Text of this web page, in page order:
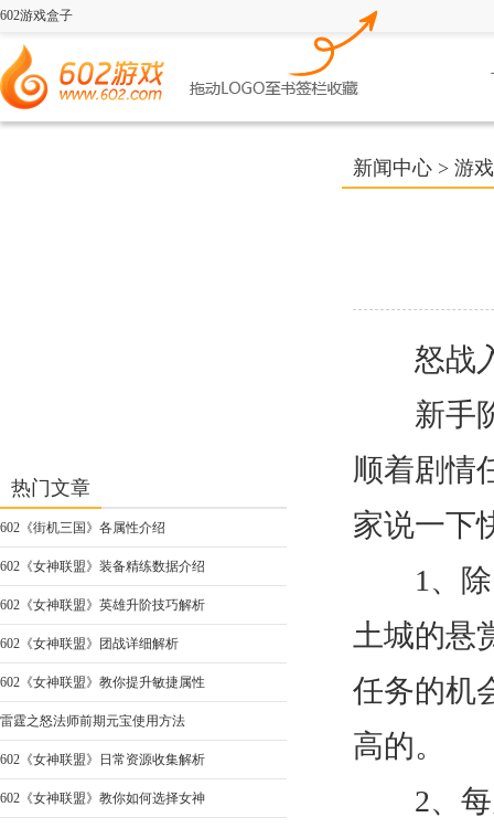
602游戏盒子
热门文章
602《街机三国》各属性介绍
602《女神联盟》装备精练数据介绍
602《女神联盟》英雄升阶技巧解析
602《女神联盟》团战详细解析
602《女神联盟》教你提升敏捷属性
雷霆之怒法师前期元宝使用方法
602《女神联盟》日常资源收集解析
602《女神联盟》教你如何选择女神
新闻中心 > 游
怒战入
新手阶
顺着剧情
家说一下
1、除
土城的悬
任务的机
高的。
2、每